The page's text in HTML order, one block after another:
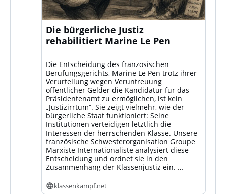
Die bürgerliche Justiz
rehabilitiert Marine Le Pen
Die Entscheidung des französischen
Berufungsgerichts, Marine Le Pen trotz ihrer
Verurteilung wegen Veruntreuung
öffentlicher Gelder die Kandidatur für das
Präsidentenamt zu ermöglichen, ist kein
„Justizirrtum“. Sie zeigt vielmehr, wie der
bürgerliche Staat funktioniert: Seine
Institutionen verteidigen letztlich die
Interessen der herrschenden Klasse. Unsere
französische Schwesterorganisation Groupe
Marxiste Internationaliste analysiert diese
Entscheidung und ordnet sie in den
Zusammenhang der Klassenjustiz ein. …
klassenkampf.net